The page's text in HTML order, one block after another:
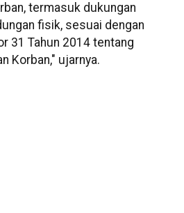
termasuk dukungan
fisik, sesuai dengan
31 Tahun 2014 tentang
Korban," ujarnya.